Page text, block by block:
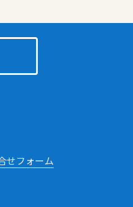
せフォーム